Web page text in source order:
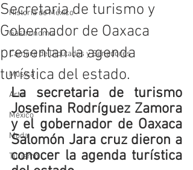
Historia de México
Gastronomia
Camara de Diputados y Senadores
Música
Arte
México
Moda
Turismo
Secretaria de turismo y
Gobernador de Oaxaca
presentan la agenda
turística del estado.
La secretaria de turismo
Josefina Rodríguez Zamora
y el gobernador de Oaxaca
Salomón Jara cruz dieron a
conocer la agenda turística